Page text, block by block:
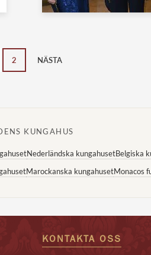
2 NÄSTA
KUNGAHUS
Nederländska kungahusetBelgiska
Marockanska kungahusetMonacos
KONTAKTA OSS